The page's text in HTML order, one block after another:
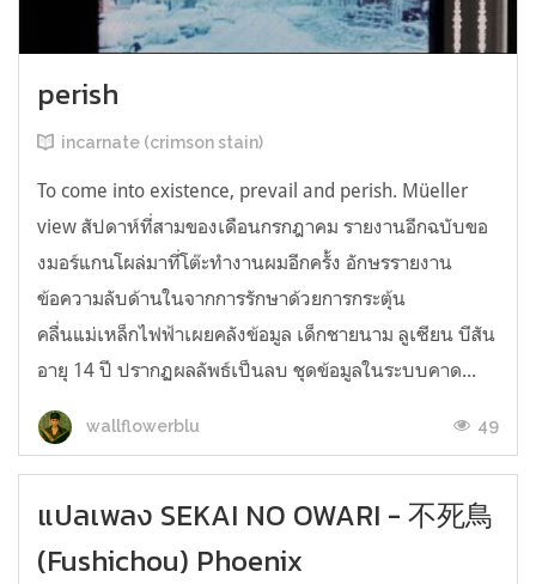
perish
incarnate (crimson stain)
To come into existence, prevail and perish. Müeller
view สัปดาห์ที่สามของเดือนกรกฎาคม รายงานอีกฉบับขอ
งมอร์แกนโผล่มาที่โต๊ะทำงานผมอีกครั้ง อักษรรายงาน
ข้อความลับด้านในจากการรักษาด้วยการกระตุ้น
คลื่นแม่เหล็กไฟฟ้าเผยคลังข้อมูล เด็กชายนาม ลูเซียน บีสัน
อายุ 14 ปี ปรากฏผลลัพธ์เป็นลบ ชุดข้อมูลในระบบคาด...
wallflowerblu 49
แปลเพลง SEKAI NO OWARI - 不死鳥
(Fushichou) Phoenix